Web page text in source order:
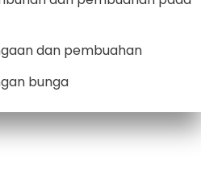
dan pembuahan
bunga